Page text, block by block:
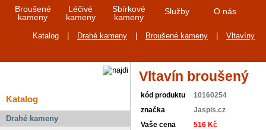
Broušené
kameny
Léčivé
kameny
Sbírkové
kameny
Služby O nás
Katalog Drahé kameny Broušené kameny Vltavíny
Katalog
Drahé kameny
Vltavín broušený
kód produktu 10160254
značka Jaspis.cz
Vaše cena 516 Kč